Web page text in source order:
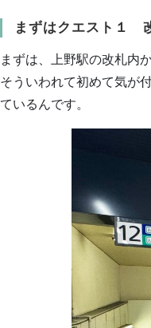
まずはクエスト１
まずは、上野駅の改札内
そういわれて初めて気が
ているんです。